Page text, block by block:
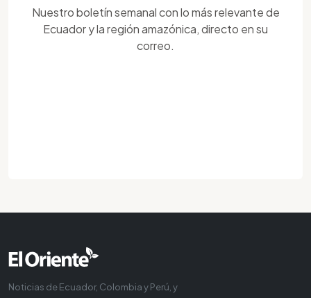
Nuestro boletín semanal con lo más relevante de
Ecuador y la región amazónica, directo en su
correo.
Noticias de Ecuador, Colombia y Perú, y